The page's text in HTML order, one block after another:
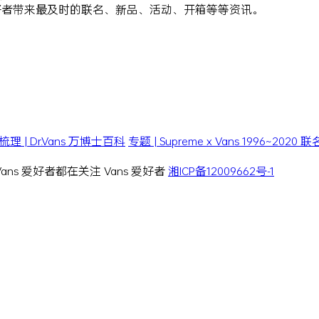
带来最及时的联名、新品、活动、开箱等等资讯。
理 | Dr.Vans 万博士百科 专题 | Supreme x Vans 1996~2020 联
爱好者都在关注 Vans 爱好者湘ICP备12009662号-1